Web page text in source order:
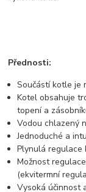
Přednosti:
Součástí kotle je
Kotel obsahuje
topení a
Vodou chlazený
Jednoduché a
Plynulá regulace
Možnost
(ekvitermní
Vysoká účinnost